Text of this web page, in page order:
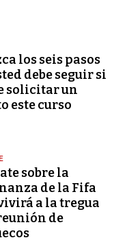
los seis pasos
debe seguir si
solicitar un
este curso
sobre la
de la Fifa
a la tregua
de